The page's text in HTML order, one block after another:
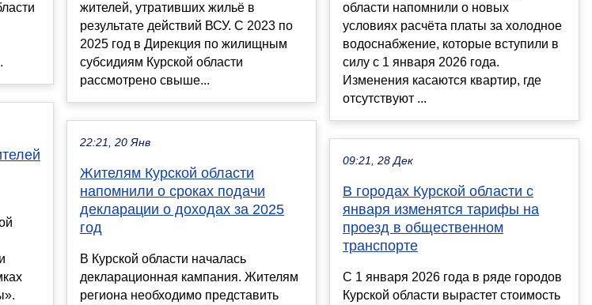
жителей, утративших жильё в
результате действий ВСУ. С 2023 по
2025 год в Дирекция по жилищным
субсидиям Курской области
рассмотрено свыше...
22:21, 20 Янв
Жителям Курской области
напомнили о сроках подачи
декларации о доходах за 2025
год
В Курской области началась
декларационная кампания. Жителям
региона необходимо представить
области напомнили о новых
условиях расчёта платы за холодное
водоснабжение, которые вступили в
силу с 1 января 2026 года.
Изменения касаются квартир, где
отсутствуют ...
09:21, 28 Дек
В городах Курской области с
января изменятся тарифы на
проезд в общественном
транспорте
С 1 января 2026 года в ряде городов
Курской области вырастет стоимость